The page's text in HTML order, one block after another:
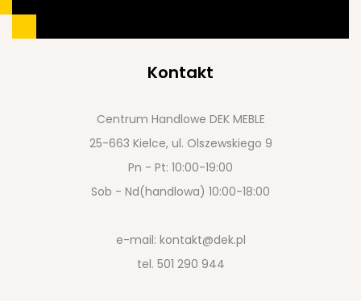
Kontakt
Centrum Handlowe DEK MEBLE
25-663 Kielce, ul. Olszewskiego 9
Pn - Pt: 10:00-19:00
Sob - Nd(handlowa) 10:00-18:00
e-mail: kontakt@dek.pl
tel. 501 290 944